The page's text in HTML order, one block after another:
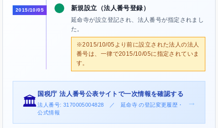
2015/10/05 新規設立（法人番号登録）
延命寺が設立登記され、法人番号が指定されまし
た。
※2015/10/05より前に設立された法人の法人
番号は、一律で2015/10/05に指定されていま
す。
🏛️
国税庁 法人番号公表サイトで一次情報を確認する
法人番号: 3170005004828 ／ 延命寺 の登記変更履歴・
公式情報
→